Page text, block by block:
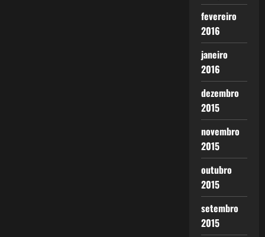
fevereiro
2016
janeiro
2016
dezembro
2015
novembro
2015
outubro
2015
setembro
2015